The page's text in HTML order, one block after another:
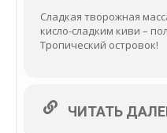
Сладкая творожная
кисло-сладким киви –
Тропический островок!
ЧИТАТЬ